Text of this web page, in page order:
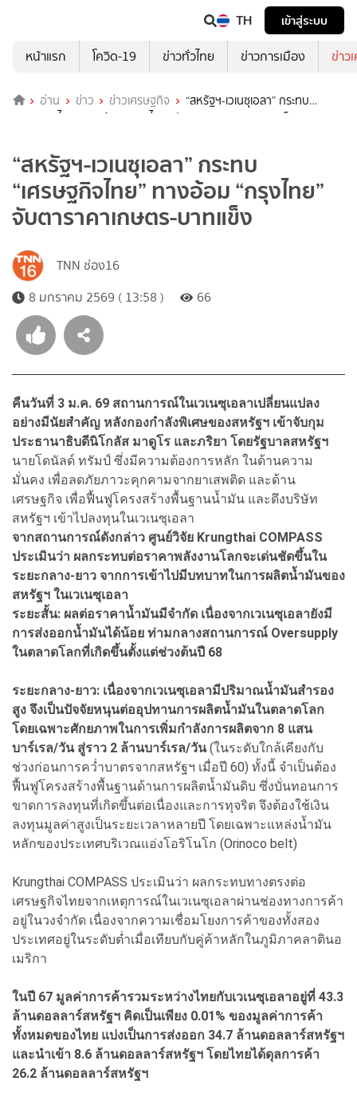
TH
เข้าสู่ระบบ
หน้าแรก
โควิด-19 ข่าวทั่วไทย ข่าวการเมือง ข่าว
อ่าน ข่าว ข่าวเศรษฐกิจ
“สหรัฐฯ-เวเนซุเอลา” กระทบ
“เศรษฐกิจไทย” ทางอ้อม “กรุงไทย” จับตาราคาเกษตร-บาทแข็ง
“สหรัฐฯ-เวเนซุเอลา” กระทบ
“เศรษฐกิจไทย” ทางอ้อม “กรุงไทย”
จับตาราคาเกษตร-บาทแข็ง
TNN ช่อง16
8 มกราคม 2569 ( 13:58 )
66
คืนวันที่ 3 ม.ค. 69 สถานการณ์ในเวเนซุเอลาเปลี่ยนแปลง
อย่างมีนัยสำคัญ หลังกองกำลังพิเศษของสหรัฐฯ เข้าจับกุม
ประธานาธิบดีนิโกลัส มาดูโร และภริยา โดยรัฐบาลสหรัฐฯ
นายโดนัลด์ ทรัมป์ ซึ่งมีความต้องการหลัก ในด้านความ
มั่นคง เพื่อลดภัยภาวะคุกคามจากยาเสพติด และด้าน
เศรษฐกิจ เพื่อฟื้นฟูโครงสร้างพื้นฐานน้ำมัน และดึงบริษัท
สหรัฐฯ เข้าไปลงทุนในเวเนซุเอลา
จากสถานการณ์ดังกล่าว ศูนย์วิจัย Krungthai COMPASS
ประเมินว่า ผลกระทบต่อราคาพลังงานโลกจะเด่นชัดขึ้นใน
ระยะกลาง-ยาว จากการเข้าไปมีบทบาทในการผลิตน้ำมันของ
สหรัฐฯ ในเวเนซุเอลา
ระยะสั้น: ผลต่อราคาน้ำมันมีจำกัด เนื่องจากเวเนซุเอลายังมี
การส่งออกน้ำมันได้น้อย ท่ามกลางสถานการณ์ Oversupply
ในตลาดโลกที่เกิดขึ้นตั้งแต่ช่วงต้นปี 68
ระยะกลาง-ยาว: เนื่องจากเวเนซุเอลามีปริมาณน้ำมันสำรอง
สูง จึงเป็นปัจจัยหนุนต่ออุปทานการผลิตน้ำมันในตลาดโลก
โดยเฉพาะศักยภาพในการเพิ่มกำลังการผลิตจาก 8 แสน
บาร์เรล/วัน สู่ราว 2 ล้านบาร์เรล/วัน(ในระดับใกล้เคียงกับ
ช่วงก่อนการคว่ำบาตรจากสหรัฐฯ เมื่อปี 60) ทั้งนี้ จำเป็นต้อง
ฟื้นฟูโครงสร้างพื้นฐานด้านการผลิตน้ำมันดิบ ซึ่งบั่นทอนการ
ขาดการลงทุนที่เกิดขึ้นต่อเนื่องและการทุจริต จึงต้องใช้เงิน
ลงทุนมูลค่าสูงเป็นระยะเวลาหลายปี โดยเฉพาะแหล่งน้ำมัน
หลักของประเทศบริเวณแอ่งโอริโนโก (Orinoco belt)
Krungthai COMPASS ประเมินว่า ผลกระทบทางตรงต่อ
เศรษฐกิจไทยจากเหตุการณ์ในเวเนซุเอลาผ่านช่องทางการค้า
อยู่ในวงจำกัด เนื่องจากความเชื่อมโยงการค้าของทั้งสอง
ประเทศอยู่ในระดับต่ำเมื่อเทียบกับคู่ค้าหลักในภูมิภาคลาตินอ
เมริกา
ในปี 67 มูลค่าการค้ารวมระหว่างไทยกับเวเนซุเอลาอยู่ที่ 43.3
ล้านดอลลาร์สหรัฐฯ คิดเป็นเพียง 0.01% ของมูลค่าการค้า
ทั้งหมดของไทย แบ่งเป็นการส่งออก 34.7 ล้านดอลลาร์สหรัฐฯ
และนำเข้า 8.6 ล้านดอลลาร์สหรัฐฯ โดยไทยได้ดุลการค้า
26.2 ล้านดอลลาร์สหรัฐฯ